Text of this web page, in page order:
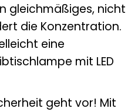
gleichmäßiges, nicht
die Konzentration.
eine
mit LED
geht vor! Mit